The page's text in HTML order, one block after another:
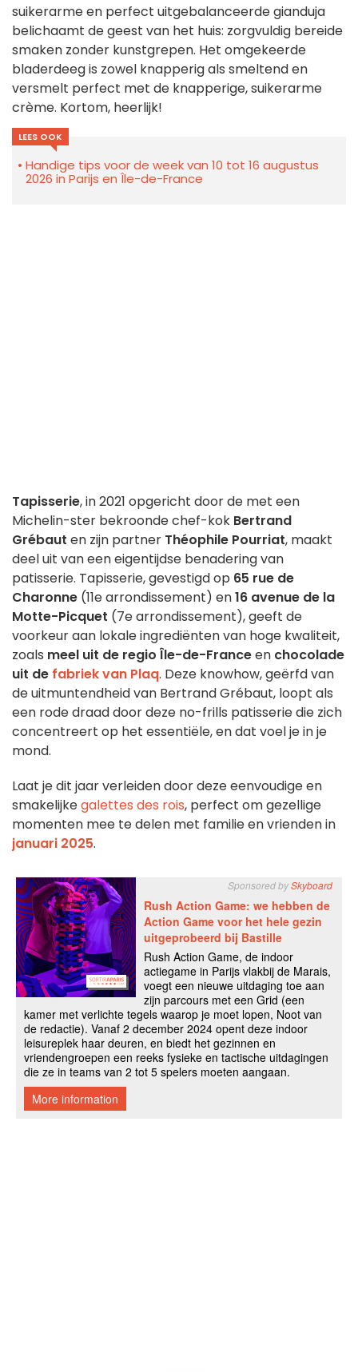
suikerarme en perfect uitgebalanceerde gianduja
belichaamt de geest van het huis: zorgvuldig bereide
smaken zonder kunstgrepen. Het omgekeerde
bladerdeeg is zowel knapperig als smeltend en
versmelt perfect met de knapperige, suikerarme
crème. Kortom, heerlijk!
LEES OOK
Handige tips voor de week van 10 tot 16 augustus
2026 in Parijs en Île-de-France
Tapisserie, in 2021 opgericht door de met een
Michelin-ster bekroonde chef-kok Bertrand
Grébaut en zijn partner Théophile Pourriat, maakt
deel uit van een eigentijdse benadering van
patisserie. Tapisserie, gevestigd op 65 rue de
Charonne (11e arrondissement) en16 avenue de la
Motte-Picquet (7e arrondissement), geeft de
voorkeur aan lokale ingrediënten van hoge kwaliteit,
zoals meel uit de regio Île-de-Franceen chocolade
uit de fabriek van Plaq. Deze knowhow, geërfd van
de uitmuntendheid van Bertrand Grébaut, loopt als
een rode draad door deze no-frills patisserie die zich
concentreert op het essentiële, en dat voel je in je
mond.
Laat je dit jaar verleiden door deze eenvoudige en
smakelijkegalettes des rois, perfect om gezellige
momenten mee te delen met familie en vrienden in
januari 2025.